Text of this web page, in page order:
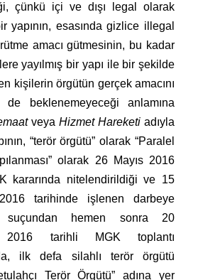
çünkü içi ve dışı legal olarak
yapının, esasında gizlice illegal
amacı gütmesinin, bu kadar
yayılmış bir yapı ile bir şekilde
kişilerin örgütün gerçek amacını
de beklenemeyeceği anlamına
veya Hizmet Hareketi adıyla
“terör örgütü” olarak “Paralel
olarak 26 Mayıs 2016
kararında nitelendirildiği ve 15
tarihinde işlenen darbeye
suçundan hemen sonra 20
2016 tarihli MGK toplantı
ilk defa silahlı terör örgütü
Terör Örgütü” adına yer